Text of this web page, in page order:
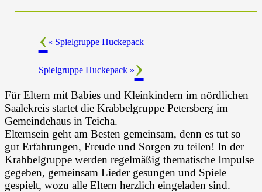
« Spielgruppe Huckepack
Spielgruppe Huckepack »
Für Eltern mit Babies und Kleinkindern im nördlichen
Saalekreis startet die Krabbelgruppe Petersberg im
Gemeindehaus in Teicha.
Elternsein geht am Besten gemeinsam, denn es tut so
gut Erfahrungen, Freude und Sorgen zu teilen! In der
Krabbelgruppe werden regelmäßig thematische Impulse
gegeben, gemeinsam Lieder gesungen und Spiele
gespielt, wozu alle Eltern herzlich eingeladen sind.